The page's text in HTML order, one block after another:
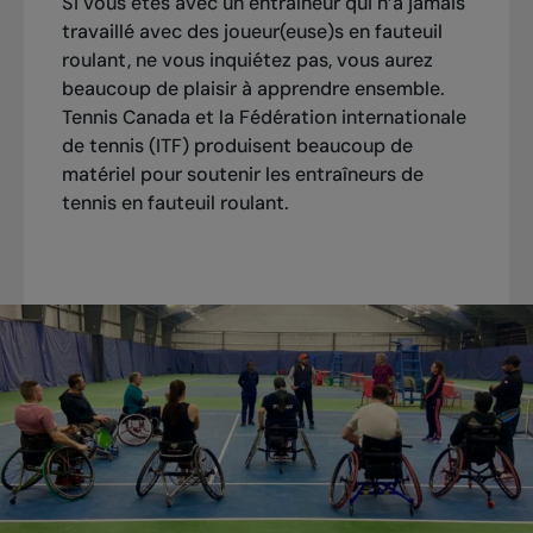
travaillé avec des joueur(euse)s en fauteuil
roulant, ne vous inquiétez pas, vous aurez
beaucoup de plaisir à apprendre ensemble.
Tennis Canada et la Fédération internationale
de tennis (ITF) produisent beaucoup de
matériel pour soutenir les entraîneurs de
tennis en fauteuil roulant.